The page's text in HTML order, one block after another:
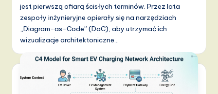
ti
o
n
jest pierwszą ofiarą ścisłych terminów. Przez lata
zespoły inżynieryjne opierały się na narzędziach
„Diagram-as-Code” (DaC), aby utrzymać ich
wizualizacje architektoniczne…